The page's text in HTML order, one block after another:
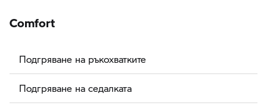
Comfort
Подгряване на ръкохватките
Подгряване на седалката